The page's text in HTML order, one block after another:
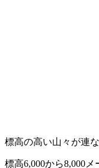
標高の高い山々が連
標高6,000から8,000